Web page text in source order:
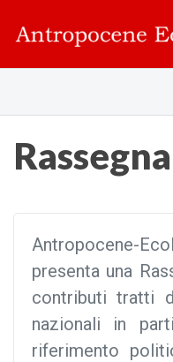
Rassegna
Antropocene-
presenta una
contributi tratti
nazionali in
riferimento